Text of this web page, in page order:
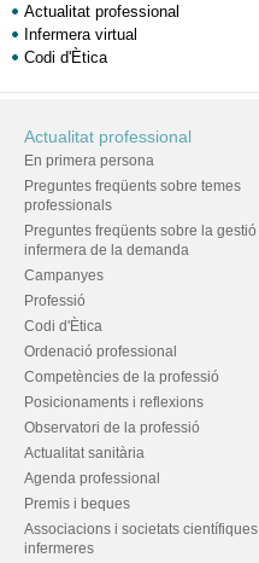
Actualitat professional
Infermera virtual
Codi d'Ètica
Actualitat professional
En primera persona
Preguntes freqüents sobre temes
professionals
Preguntes freqüents sobre la gestió
infermera de la demanda
Campanyes
Professió
Codi d'Ètica
Ordenació professional
Competències de la professió
Posicionaments i reflexions
Observatori de la professió
Actualitat sanitària
Agenda professional
Premis i beques
Associacions i societats científiques
infermeres